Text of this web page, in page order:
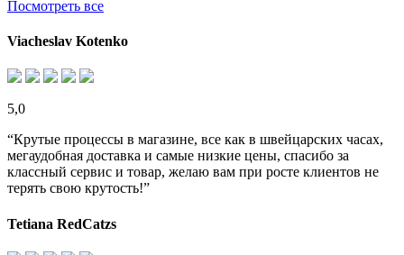
Посмотреть все
Viacheslav Kotenko
5,0
“Крутые процессы в магазине, все как в швейцарских часах,
мегаудобная доставка и самые низкие цены, спасибо за
классный сервис и товар, желаю вам при росте клиентов не
терять свою крутость!”
Tetiana RedCatzs